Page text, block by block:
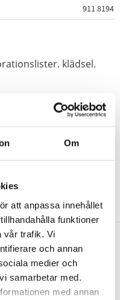
Om
att anpassa innehållet
funktioner
vår trafik. Vi
och annan
medier och
samarbetar med.
med annan
911.8194
klädsel.